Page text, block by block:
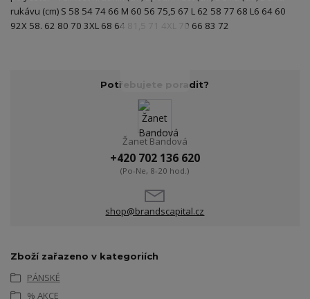
rukávu (cm) S 58 54 74 66 M 60 56 75,5 67 L 62 58 77 68 L6 64 60
92X 58. 62 80 70 3XL 68 64 81,5 71 4XL 70 66 83 72
Potřebujete poradit?
Žanet Bandová
+420 702 136 620
(Po-Ne, 8-20 hod.)
shop@brandscapital.cz
Zboží zařazeno v kategoriích
PÁNSKÉ
% AKCE